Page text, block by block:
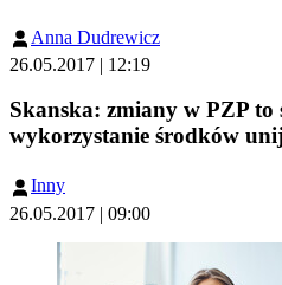
Anna Dudrewicz
26.05.2017 | 12:19
Skanska: zmiany w PZP to
wykorzystanie środków
Inny
26.05.2017 | 09:00